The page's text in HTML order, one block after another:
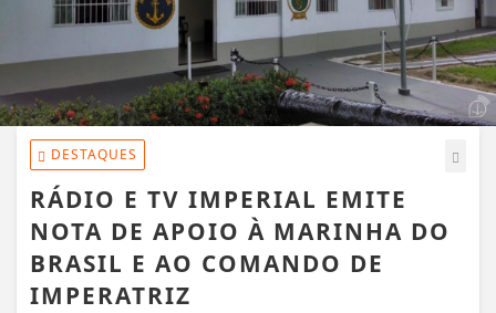
DESTAQUES
RÁDIO E TV IMPERIAL EMITE
NOTA DE APOIO À MARINHA DO
BRASIL E AO COMANDO DE
IMPERATRIZ